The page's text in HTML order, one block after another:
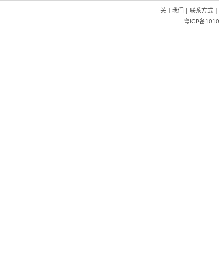
关于我们 | 联系方式|
粤ICP备